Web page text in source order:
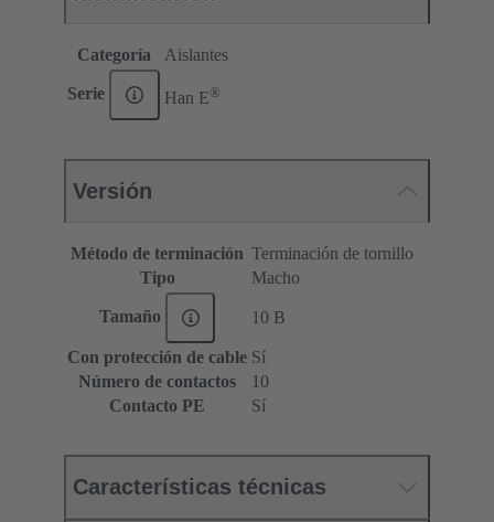
Categoría Aislantes
Serie Han E®
Versión
Método de terminación Terminación de tornillo
Tipo
Macho
Tamaño 10 B
Con protección de cable Sí
Número de contactos
10
Contacto PE
Sí
Características técnicas